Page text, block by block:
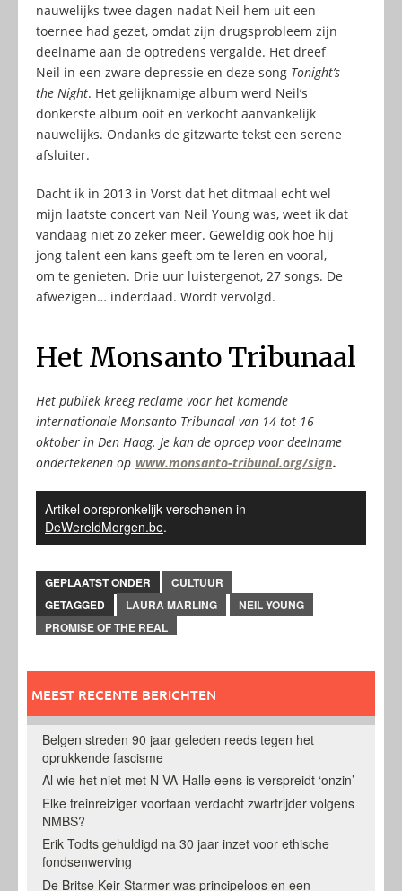
nauwelijks twee dagen nadat Neil hem uit een
toernee had gezet, omdat zijn drugsprobleem zijn
deelname aan de optredens vergalde. Het dreef
Neil in een zware depressie en deze song Tonight’s
the Night. Het gelijknamige album werd Neil’s
donkerste album ooit en verkocht aanvankelijk
nauwelijks. Ondanks de gitzwarte tekst een serene
afsluiter.
Dacht ik in 2013 in Vorst dat het ditmaal echt wel
mijn laatste concert van Neil Young was, weet ik dat
vandaag niet zo zeker meer. Geweldig ook hoe hij
jong talent een kans geeft om te leren en vooral,
om te genieten. Drie uur luistergenot, 27 songs. De
afwezigen… inderdaad. Wordt vervolgd.
Het Monsanto Tribunaal
Het publiek kreeg reclame voor het komende
internationale Monsanto Tribunaal van 14 tot 16
oktober in Den Haag. Je kan de oproep voor deelname
ondertekenen op www.monsanto-tribunal.org/sign.
Artikel oorspronkelijk verschenen in
DeWereldMorgen.be.
GEPLAATST ONDER
CULTUUR
GETAGGED
LAURA MARLING
NEIL YOUNG
PROMISE OF THE REAL
MEEST RECENTE BERICHTEN
Belgen streden 90 jaar geleden reeds tegen het
oprukkende fascisme
Al wie het niet met N-VA-Halle eens is verspreidt ‘onzin’
Elke treinreiziger voortaan verdacht zwartrijder volgens
NMBS?
Erik Todts gehuldigd na 30 jaar inzet voor ethische
fondsenwerving
De Britse Keir Starmer was principeloos en een